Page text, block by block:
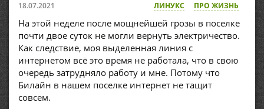
18.07.2021 ЛИНУКС ПРО ЖИЗНЬ
На этой неделе после мощнейшей грозы в поселке
почти двое суток не могли вернуть электричество.
Как следствие, моя выделенная линия с
интернетом всё это время не работала, что в свою
очередь затрудняло работу и мне. Потому что
Билайн в нашем поселке интернет не тащит
совсем.